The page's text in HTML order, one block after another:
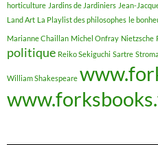
horticulture Jardins de Jardiniers Jean-
Land Art La Playlist des philosophes le
Marianne Chaillan Michel Onfray Nietzsche
politique Reiko Sekiguchi Sartre
William Shakespeare